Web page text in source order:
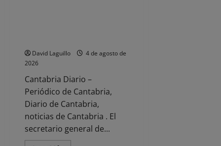
David Laguillo
4 de agosto de
2026
Cantabria Diario –
Periódico de Cantabria,
Diario de Cantabria,
noticias de Cantabria . El
secretario general de...